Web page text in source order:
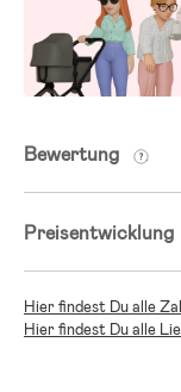
Bewertung
Preisentwicklung
Hier findest Du alle
Hier findest Du alle